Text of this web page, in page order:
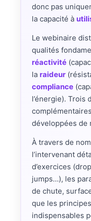
donc pas
la capacité à
Le webinaire
qualités
réactivité
la raideur
compliance
l’énergie). Trois
développées de
À travers de
l’intervenant
d’exercices
jumps…), les
de chute,
que les
indispensables